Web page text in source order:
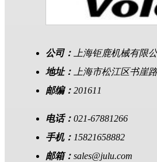
公司：
上海钜鹿机械有限
地址：
上海市松江区书崖
邮编： 201611
电话： 021-67881266
手机： 15821658882
邮箱： sales@julu.com